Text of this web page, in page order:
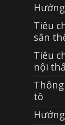
Tiêu
sân
Tiêu
nội
tô